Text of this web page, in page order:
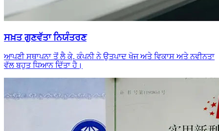
ਸਖ਼ਤ ਗੁਣਵੱਤਾ ਨਿਯੰਤਰਣ
ਆਪਣੀ ਸਥਾਪਨਾ ਤੋਂ ਲੈ ਕੇ, ਕੰਪਨੀ ਨੇ ਉਤਪਾਦ ਖੋਜ ਅਤੇ ਵਿਕਾਸ ਅਤੇ ਨਵੀਨਤਾ
ਵੱਲ ਬਹੁਤ ਧਿਆਨ ਦਿੱਤਾ ਹੈ।